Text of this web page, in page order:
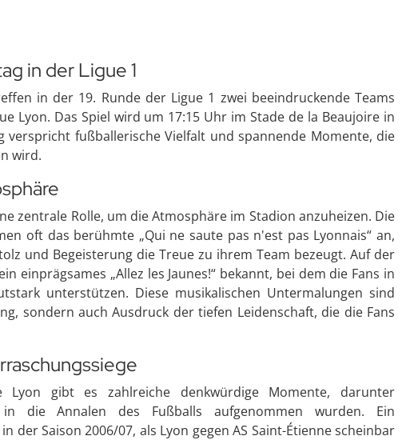
in der Ligue 1
in der 19. Runde der Ligue 1 zwei beeindruckende Teams
Lyon. Das Spiel wird um 17:15 Uhr im Stade de la Beaujoire in
verspricht fußballerische Vielfalt und spannende Momente, die
wird.
zentrale Rolle, um die Atmosphäre im Stadion anzuheizen. Die
oft das berühmte „Qui ne saute pas n'est pas Lyonnais“ an,
und Begeisterung die Treue zu ihrem Team bezeugt. Auf der
einprägsames „Allez les Jaunes!“ bekannt, bei dem die Fans in
unterstützen. Diese musikalischen Untermalungen sind
sondern auch Ausdruck der tiefen Leidenschaft, die die Fans
Lyon gibt es zahlreiche denkwürdige Momente, darunter
in die Annalen des Fußballs aufgenommen wurden. Ein
der Saison 2006/07, als Lyon gegen AS Saint-Étienne scheinbar